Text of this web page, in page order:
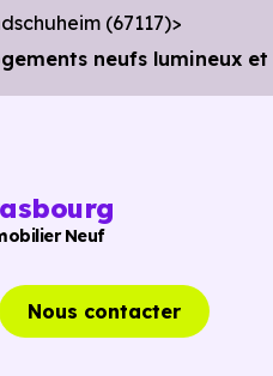
de Wolfisheim
à 8.5 km, soit 1h 42 min à
à 56 m, soit 0 min en
(67117)
neufs lumineux
Neuf
Nous contacter